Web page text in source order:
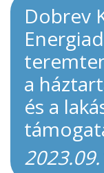
Dobrev
a
és a